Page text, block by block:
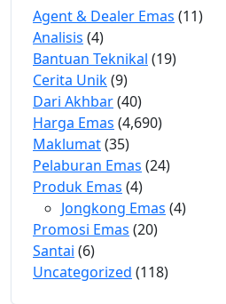
Agent & Dealer Emas (11)
Analisis (4)
Bantuan Teknikal (19)
Cerita Unik(9)
Dari Akhbar(40)
Harga Emas (4,690)
Maklumat(35)
Pelaburan Emas (24)
Produk Emas (4)
Jongkong Emas (4)
Promosi Emas (20)
Santai (6)
Uncategorized (118)